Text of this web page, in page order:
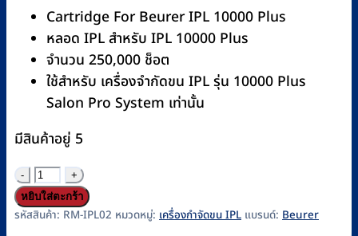
Cartridge For Beurer IPL 10000 Plus
หลอด IPL สำหรับ IPL 10000 Plus
จำนวน 250,000 ช็อต
ใช้สำหรับ เครื่องจำกัดขน IPL รุ่น 10000 Plus
Salon Pro System เท่านั้น
มีสินค้าอยู่ 5
จำนวน
ตลับ
หลอด
หยิบใส่ตะกร้า
รหัสสินค้า: RM-IPL02 หมวดหมู่: เครื่องกำจัดขน IPL แบรนด์: Beurer